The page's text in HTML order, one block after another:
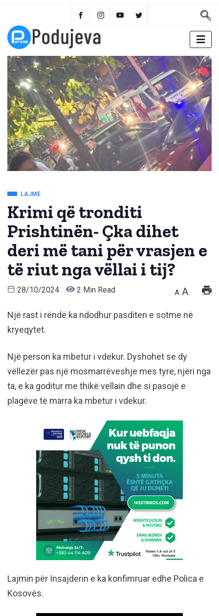
LAJME
Krimi që tronditi
Prishtinën- Çka dihet
deri më tani për vrasjen e
të riut nga vëllai i tij?
28/10/2024 2 Min Read A A
Një rast i rëndë ka ndodhur pasditen e sotme në
kryeqytet.
Një person ka mbetur i vdekur. Dyshohet se dy
vëllezër pas një mosmarrëveshje mes tyre, njëri nga
ta, e ka goditur me thikë vellain dhe si pasojë e
plagëve të marra ka mbetur i vdekur.
Lajmin për Insajderin e ka konfimruar edhe Polica e
Kosovës.